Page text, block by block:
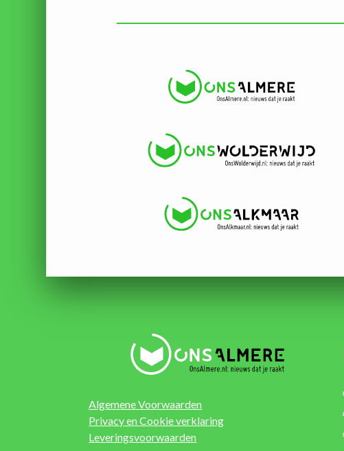
Algemene Voorwaarden
Privacy en Cookie verklaring
Leveringsvoorwaarden